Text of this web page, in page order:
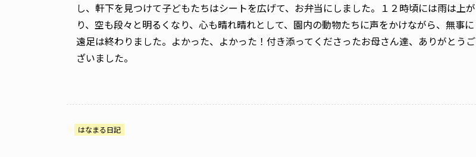
し、軒下を見つけて子どもたちはシートを広げて、お弁当にしました。１２時頃には雨は上が
り、空も段々と明るくなり、心も晴れ晴れとして、園内の動物たちに声をかけながら、無事に
遠足は終わりました。よかった、よかった！付き添ってくださったお母さん達、ありがとうご
ざいました。
はなまる日記